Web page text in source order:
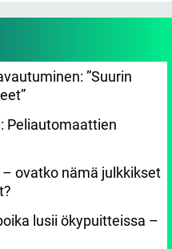
”Suurin
Peliautomaattien
ovatko nämä julkkikset
lusii ökypuitteissa –